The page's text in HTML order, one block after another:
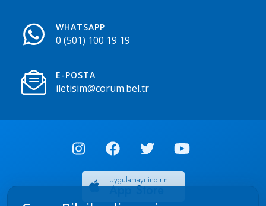
WHATSAPP
0 (501) 100 19 19
E-POSTA
iletisim@corum.bel.tr
Uygulamayı indirin
App Store